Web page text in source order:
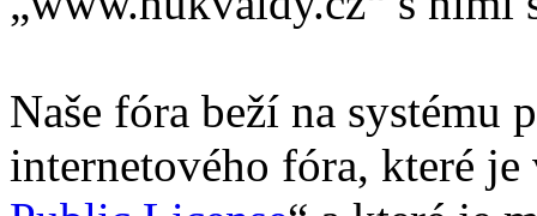
Naše fóra beží na systému
internetového fóra, které